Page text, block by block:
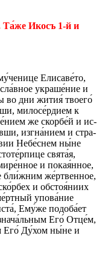
Та́же Икосъ 1-й и
Ели­са­ве́то,
укра­ше́ние и
во дни жития́ тво­е­го́
ми­ло­се́рдием к
же скор­бе́й и ис­
изгна́нием и стра­
Небе́снем ны́не
свята́я,
и покая́нное,
бли́жним же́рт­вен­ное,
и об­стоя́ниих
упова́ние
Ему́же по­до­ба́ет
Его́ Отце́м,
Его́ Ду́хом ны́не и